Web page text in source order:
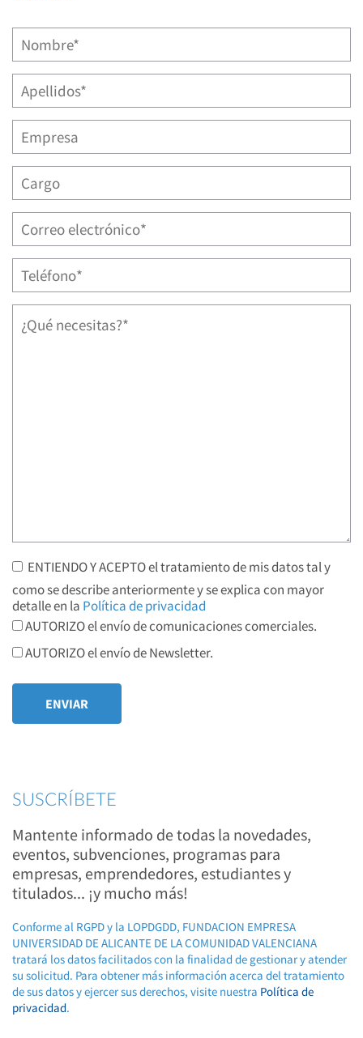
ENTIENDO Y ACEPTO el tratamiento de mis datos tal y
como se describe anteriormente y se explica con mayor
detalle en la Política de privacidad
AUTORIZO el envío de comunicaciones comerciales.
AUTORIZO el envío de Newsletter.
SUSCRÍBETE
Mantente informado de todas la novedades,
eventos, subvenciones, programas para
empresas, emprendedores, estudiantes y
titulados... ¡y mucho más!
Conforme al RGPD y la LOPDGDD, FUNDACION EMPRESA
UNIVERSIDAD DE ALICANTE DE LA COMUNIDAD VALENCIANA
tratará los datos facilitados con la finalidad de gestionar y atender
su solicitud. Para obtener más información acerca del tratamiento
de sus datos y ejercer sus derechos, visite nuestra Política de
privacidad.